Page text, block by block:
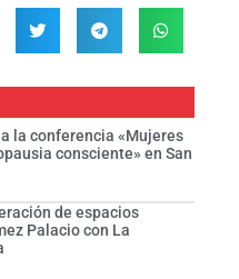
la conferencia «Mujeres
consciente» en San
de espacios
Palacio con La